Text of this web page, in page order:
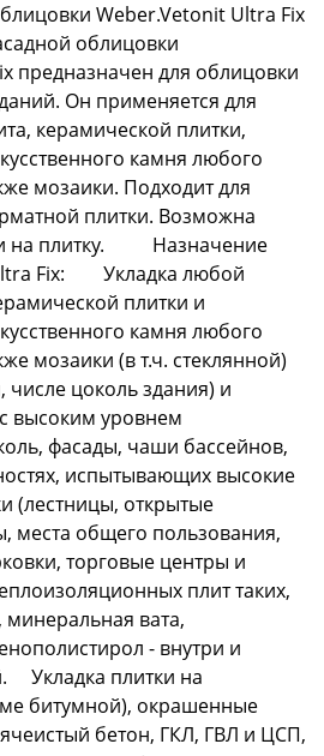
Weber.Vetonit Ultra Fix
облицовки
предназначен для облицовки
Он применяется для
керамической плитки,
камня любого
мозаики. Подходит для
плитки. Возможна
на плитку. Назначение
Fix: Укладка любой
плитки и
камня любого
мозаики (в т.ч. стеклянной)
цоколь здания) и
высоким уровнем
фасады, чаши бассейнов,
испытывающих высокие
(лестницы, открытые
места общего пользования,
торговые центры и
плит таких,
вата,
- внутри и
Укладка плитки на
битумной), окрашенные
бетон, ГКЛ, ГВЛ и ЦСП,